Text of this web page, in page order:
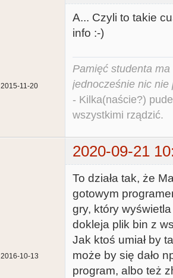
2015-11-20
A... Czyli to takie
info :-)
Pamięć studenta
jednocześnie nic nie
- Kilka(naście?)
wszystkimi rządzić.
2020-09-21
2016-10-13
To działa tak, że
gotowym
gry, który
dokleja plik bin z
Jak ktoś umiał by
może by się dało
program, albo też